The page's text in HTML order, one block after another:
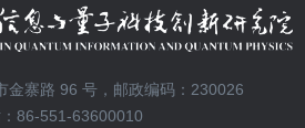
金寨路 96 号，邮政编码：230026
86-551-63600010